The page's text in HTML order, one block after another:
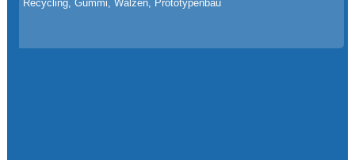
Recycling, Gummi, Walzen, Prototypenbau